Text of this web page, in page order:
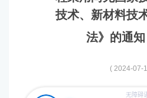
技术、新材料技
法》的通知
( 2024-07-